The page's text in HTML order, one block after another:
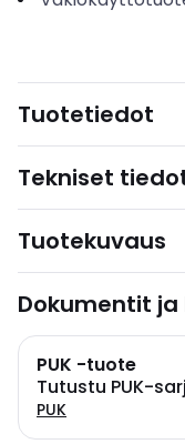
Tuotetiedot
Tekniset
Tuotekuvaus
Dokumentit ja
PUK -tuote
Tutustu PUK-
PUK